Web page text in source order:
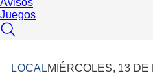
Avisos
Juegos
LOCALMIÉRCOLES, 13 DE